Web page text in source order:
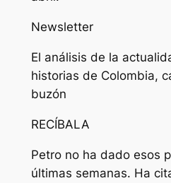
Newsletter
El análisis de la
historias de Colombia,
buzón
RECÍBALA
Petro no ha dado esos
últimas semanas. Ha